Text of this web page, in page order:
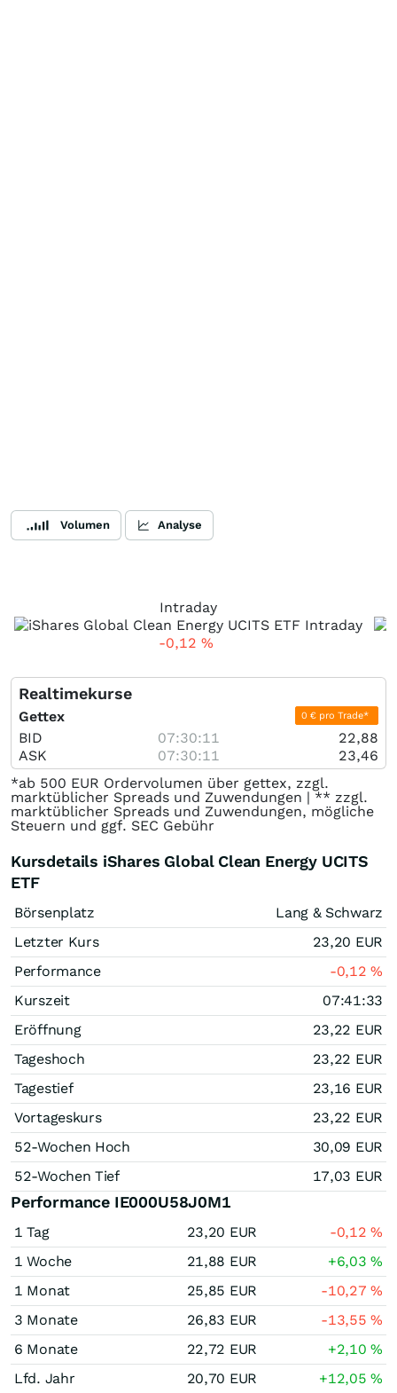
Volumen Analyse
Intraday
-0,12 %
Realtimekurse
Gettex 0 € pro Trade*
BID 07:30:11
22,88
ASK
07:30:11
23,46
*ab 500 EUR Ordervolumen über gettex, zzgl.
marktüblicher Spreads und Zuwendungen | ** zzgl.
marktüblicher Spreads und Zuwendungen, mögliche
Steuern und ggf. SEC Gebühr
Kursdetails iShares Global Clean Energy UCITS
ETF
Börsenplatz
Lang & Schwarz
Letzter Kurs
23,20 EUR
Performance
-0,12%
Kurszeit
07:41:33
Eröffnung
23,22 EUR
Tageshoch
23,22 EUR
Tagestief
23,16 EUR
Vortageskurs
23,22 EUR
52-Wochen Hoch
30,09 EUR
52-Wochen Tief
17,03 EUR
Performance IE000U58J0M1
1 Tag 23,20 EUR -0,12%
1 Woche
21,88 EUR +6,03%
1 Monat
25,85 EUR -10,27%
3 Monate
26,83 EUR -13,55%
6 Monate
22,72 EUR +2,10%
Lfd. Jahr
20,70 EUR +12,05%